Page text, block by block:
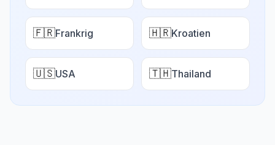
🇫🇷Frankrig 🇭🇷Kroatien
🇺🇸USA 🇹🇭Thailand